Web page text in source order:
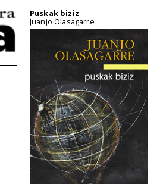
Puskak biziz
Juanjo Olasagarre